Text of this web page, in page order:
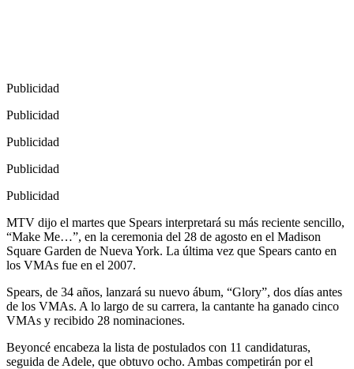
Publicidad
Publicidad
Publicidad
Publicidad
Publicidad
MTV dijo el martes que Spears interpretará su más reciente sencillo,
“Make Me…”, en la ceremonia del 28 de agosto en el Madison
Square Garden de Nueva York. La última vez que Spears canto en
los VMAs fue en el 2007.
Spears, de 34 años, lanzará su nuevo ábum, “Glory”, dos días antes
de los VMAs. A lo largo de su carrera, la cantante ha ganado cinco
VMAs y recibido 28 nominaciones.
Beyoncé encabeza la lista de postulados con 11 candidaturas,
seguida de Adele, que obtuvo ocho. Ambas competirán por el